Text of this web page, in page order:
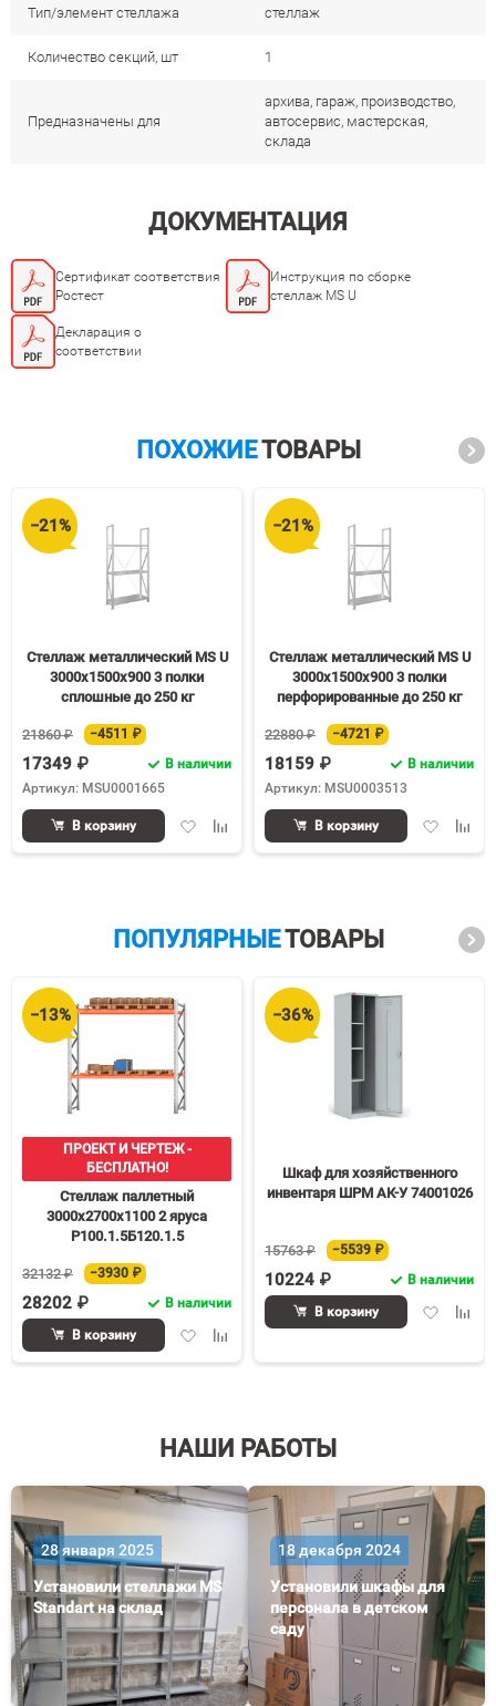
Тип/элемент стеллажа стеллаж
Количество секций, шт 1
Предназначены для
архива, гараж, производство,
автосервис, мастерская,
склада
ДОКУМЕНТАЦИЯ
Сертификат соответствия
Ростест
Инструкция по сборке
стеллаж MS U
Декларация о
соответствии
ПОХОЖИЕТОВАРЫ
−21%
Стеллаж металлический MS U
3000х1500х900 3 полки
сплошные до 250 кг
21860 ₽ −4511 ₽
17349 ₽
В наличии
Артикул: MSU0001665
ДобавитьДобавить
В корзину
−21%
Стеллаж металлический MS U
3000х1500х900 3 полки
перфорированные до 250 кг
22880 ₽ −4721 ₽
18159 ₽
В наличии
Артикул: MSU0003513
Добавить
В корзину
ПОПУЛЯРНЫЕТОВАРЫ
−13%
ПРОЕКТ И ЧЕРТЕЖ -
БЕСПЛАТНО!
Стеллаж паллетный
3000х2700х1100 2 яруса
Р100.1.5Б120.1.5
32132 ₽ −3930 ₽
28202 ₽ В наличии
ДобавитьДобавить
В корзину
−36%
Шкаф для хозяйственного
инвентаря ШРМ АК-У 74001026
15763 ₽ −5539 ₽
10224 ₽ В наличии
Добавить
В корзину
НАШИ РАБОТЫ
28 января 2025
Установили стеллажи MS
Standart на склад
18 декабря 2024
Установили шкафы для
персонала в детском
саду